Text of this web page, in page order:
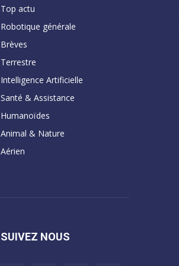
Top actu
Robotique générale
Brèves
Terrestre
Intelligence Artificielle
Santé & Assistance
Humanoïdes
Animal & Nature
Aérien
SUIVEZ NOUS